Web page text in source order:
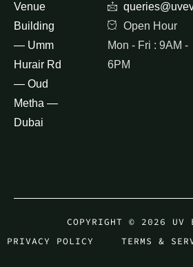
Venue
Building
— Umm
Hurair Rd
— Oud
Metha —
Dubai
Open Hour
Mon - Fri : 9AM -
6PM
COPYRIGHT © 2026 UV
PRIVACY POLICY
TERMS &